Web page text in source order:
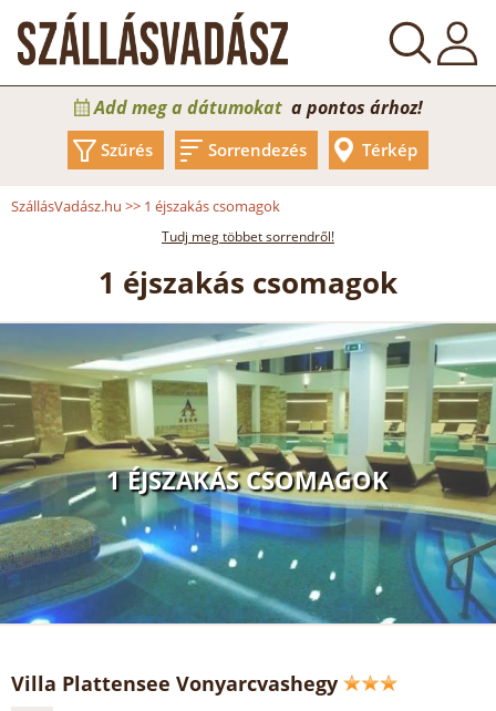
Add meg a dátumokat a pontos árhoz!
Szűrés Sorrendezés Térkép
SzállásVadász.hu >> 1 éjszakás csomagok
Tudj meg többet sorrendről!
1 éjszakás csomagok
1 ÉJSZAKÁS CSOMAGOK
Villa Plattensee Vonyarcvashegy